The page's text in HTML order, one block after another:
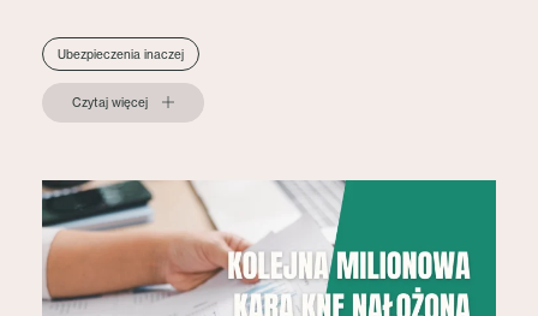
Ubezpieczenia inaczej
Czytaj więcej